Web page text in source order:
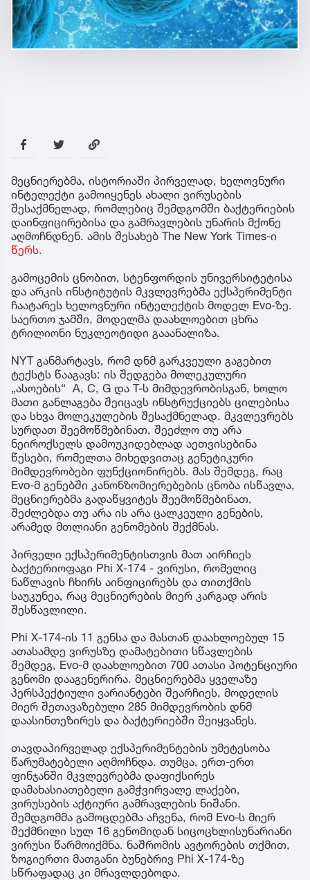
მეცნიერებმა, ისტორიაში პირველად, ხელოვნური
ინტელექტი გამოიყენეს ახალი ვირუსების
შესაქმნელად, რომლებიც შემდგომში ბაქტერიების
დაინფიცირებისა და გამრავლების უნარის მქონე
აღმოჩნდნენ. ამის შესახებ The New York Times-ი
წერს.
გამოცემის ცნობით, სტენფორდის უნივერსიტეტისა
და არკის ინსტიტუტის მკვლევრებმა ექსპერიმენტი
ჩაატარეს ხელოვნური ინტელექტის მოდელ Evo-ზე.
საერთო ჯამში, მოდელმა დაახლოებით ცხრა
ტრილიონი ნუკლეოტიდი გააანალიზა.
NYT განმარტავს, რომ დნმ გარკვეული გაგებით
ტექსტს წააგავს: ის შედგება მოლეკულური
„ასოების“ A, C, G და T-ს მიმდევრობისგან, ხოლო
მათი განლაგება შეიცავს ინსტრუქციებს ცილებისა
და სხვა მოლეკულების შესაქმნელად. მკვლევრებს
სურდათ შეემოწმებინათ, შეეძლო თუ არა
ნეიროქსელს დამოუკიდებლად აეთვისებინა
წესები, რომელთა მიხედვითაც გენეტიკური
მიმდევრობები ფუნქციონირებს. მას შემდეგ, რაც
Evo-მ გენებში კანონზომიერებების ცნობა ისწავლა,
მეცნიერებმა გადაწყვიტეს შეემოწმებინათ,
შეძლებდა თუ არა ის არა ცალკეული გენების,
არამედ მთლიანი გენომების შექმნას.
პირველი ექსპერიმენტისთვის მათ აირჩიეს
ბაქტერიოფაგი Phi X-174 - ვირუსი, რომელიც
ნაწლავის ჩხირს აინფიცირებს და თითქმის
საუკუნეა, რაც მეცნიერების მიერ კარგად არის
შესწავლილი.
Phi X-174-ის 11 გენსა და მასთან დაახლოებულ 15
ათასამდე ვირუსზე დამატებითი სწავლების
შემდეგ, Evo-მ დაახლოებით 700 ათასი პოტენციური
გენომი დააგენერირა. მეცნიერებმა ყველაზე
პერსპექტიული ვარიანტები შეარჩიეს, მოდელის
მიერ შეთავაზებული 285 მიმდევრობის დნმ
დაასინთეზირეს და ბაქტერიებში შეიყვანეს.
თავდაპირველად ექსპერიმენტების უმეტესობა
წარუმატებელი აღმოჩნდა. თუმცა, ერთ-ერთ
ფინჯანში მკვლევრებმა დაფიქსირეს
დამახასიათებელი გამჭვირვალე ლაქები,
ვირუსების აქტიური გამრავლების ნიშანი.
შემდგომმა გამოცდებმა აჩვენა, რომ Evo-ს მიერ
შექმნილი სულ 16 გენომიდან სიცოცხლისუნარიანი
ვირუსი წარმოიქმნა. ნაშრომის ავტორების თქმით,
ზოგიერთი მათგანი ბუნებრივ Phi X-174-ზე
სწრაფადაც კი მრავლდებოდა.